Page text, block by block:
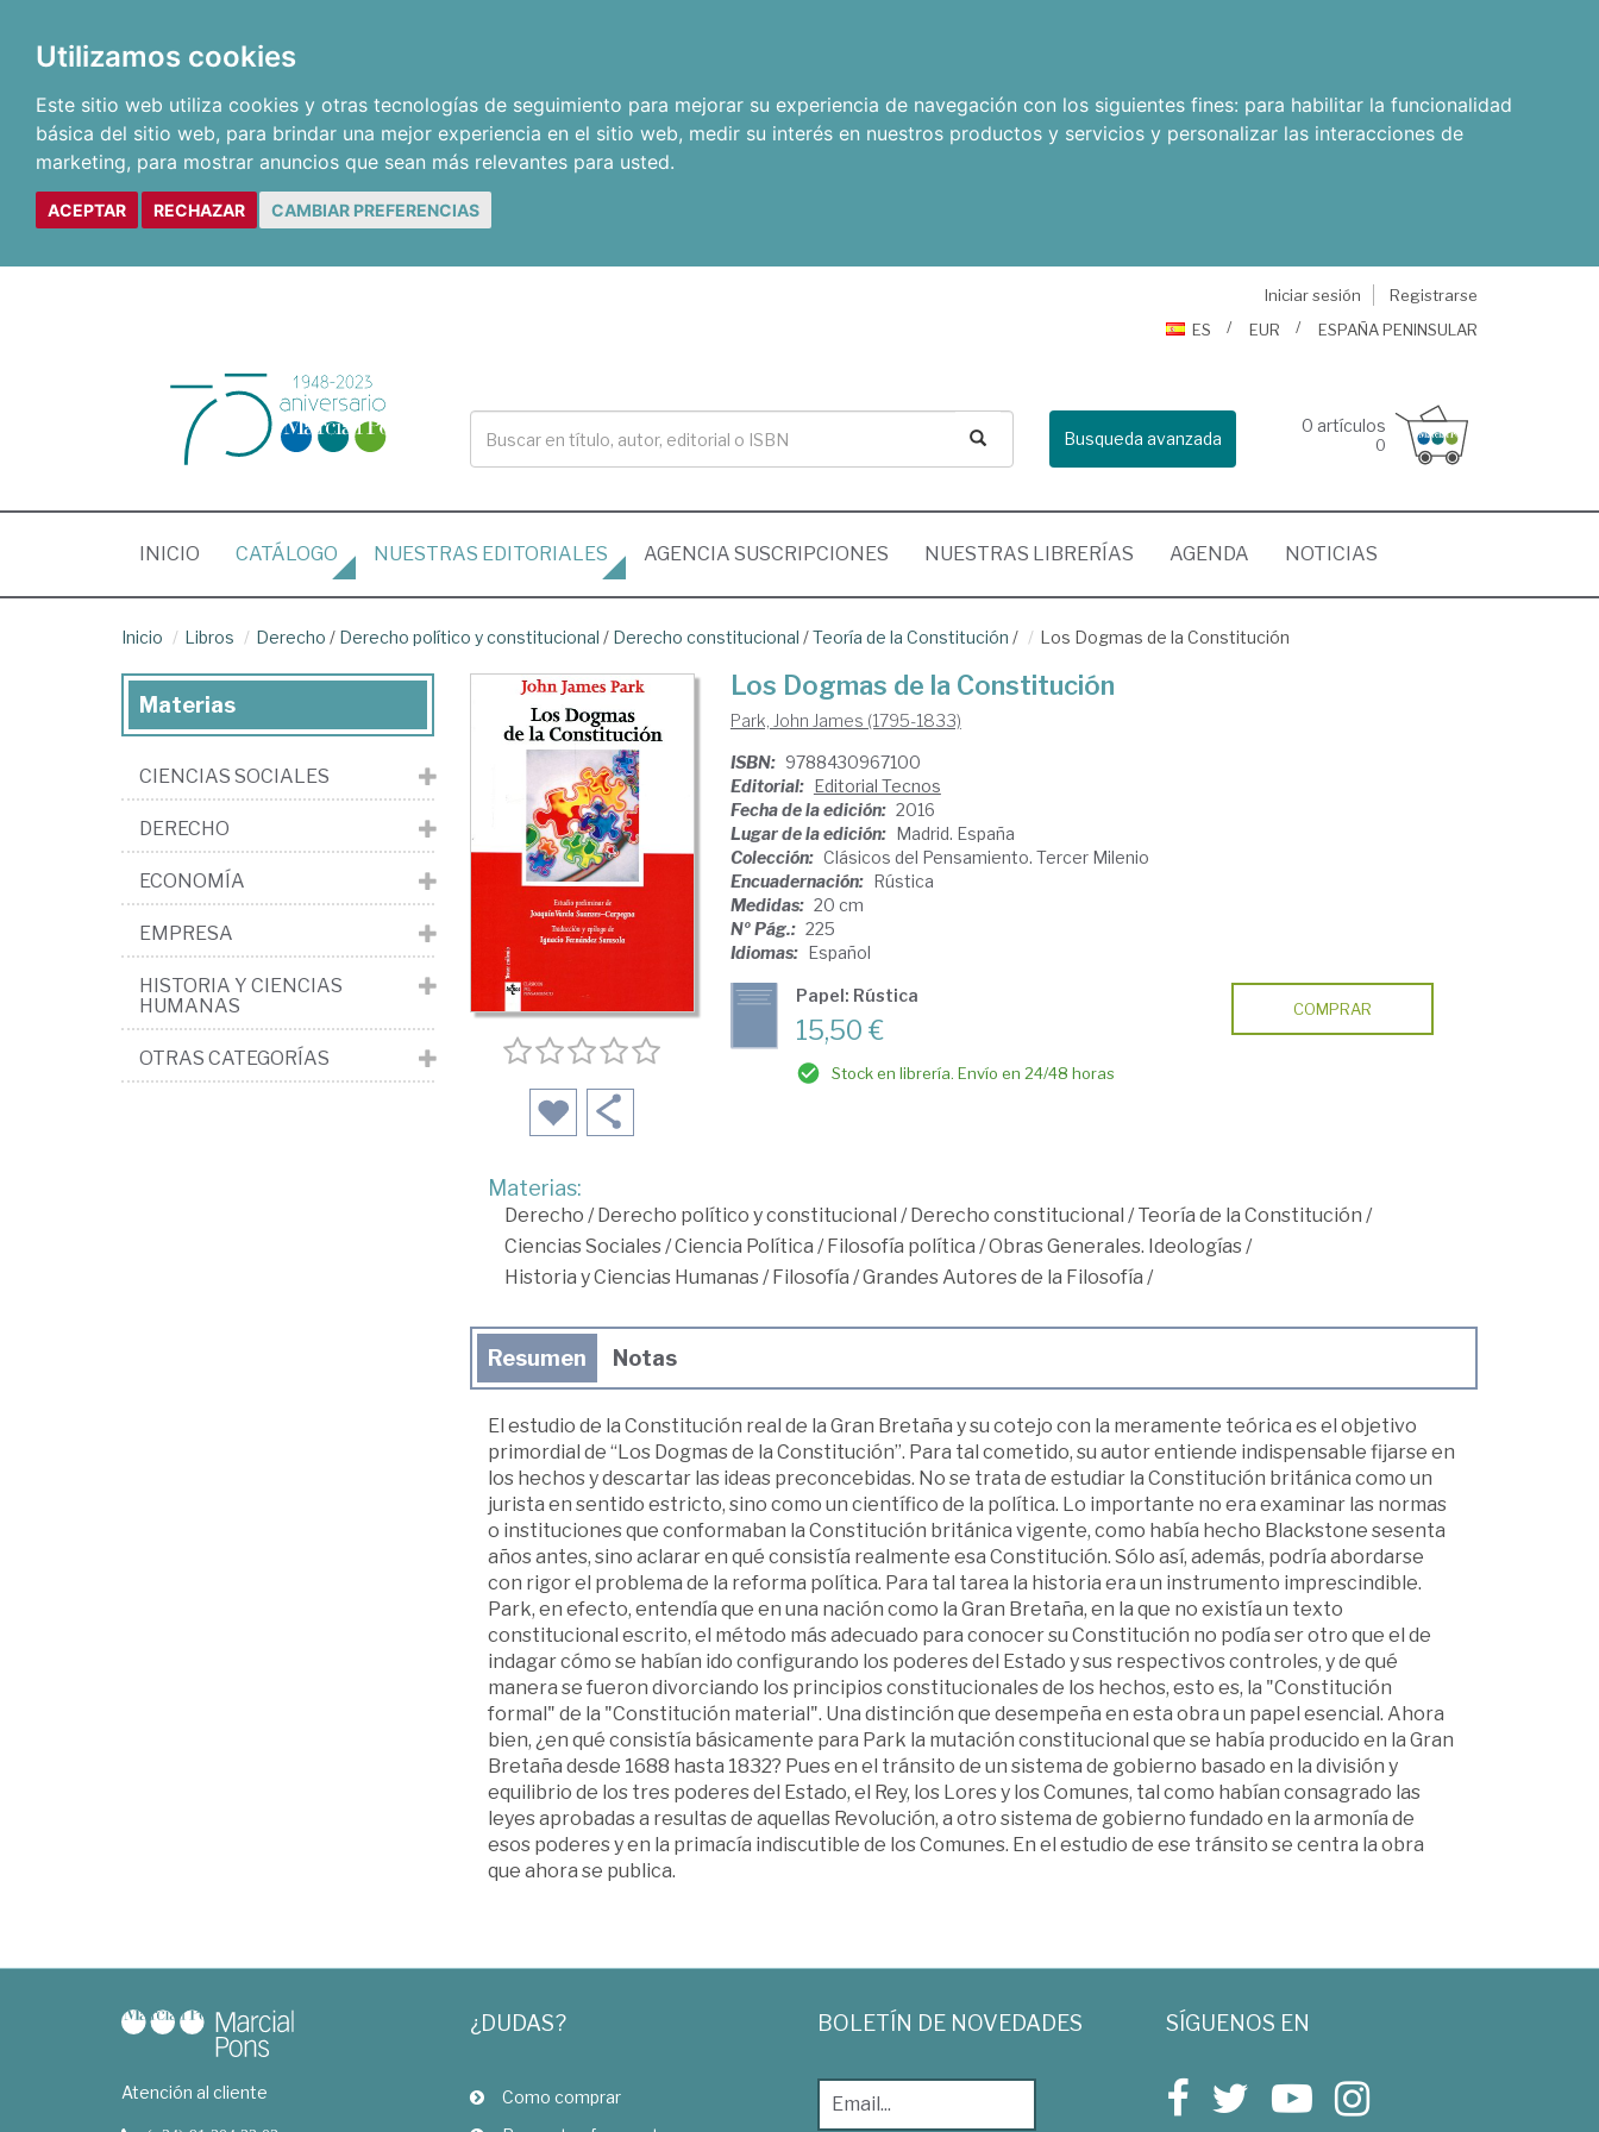
Utilizamos cookies
Este sitio web utiliza cookies y otras tecnologías de seguimiento para mejorar su experiencia de navegación con los siguientes fines: para habilitar la funcionalidad
básica del sitio web, para brindar una mejor experiencia en el sitio web, medir su interés en nuestros productos y servicios y personalizar las interacciones de
marketing, para mostrar anuncios que sean más relevantes para usted.
ACEPTAR RECHAZAR CAMBIAR PREFERENCIAS
Iniciar sesión
Registrarse
ES
EUR ESPAÑA PENINSULAR
Busqueda avanzada
0 artículos
0
INICIO (CURRENT)
CATÁLOGO NUESTRAS EDITORIALES AGENCIA SUSCRIPCIONES NUESTRAS LIBRERÍAS AGENDA NOTICIAS
Inicio Libros Derecho / Derecho político y constitucional / Derecho constitucional /Teoría de la Constitución / Los Dogmas de la Constitución
Los Dogmas de la Constitución
Park, John James (1795-1833)
ISBN: 9788430967100
Editorial: Editorial Tecnos
Fecha de la edición: 2016
Lugar de la edición: Madrid. España
Colección: Clásicos del Pensamiento. Tercer Milenio
Encuadernación: Rústica
Medidas: 20 cm
Nº Pág.: 225
Idiomas: Español
Papel: Rústica
15,50 €
Stock en librería. Envío en 24/48 horas
COMPRAR
Materias:
Derecho /Derecho político y constitucional /Derecho constitucional /Teoría de la Constitución /
Ciencias Sociales/Ciencia Política /Filosofía política /Obras Generales. Ideologías/
Historia y Ciencias Humanas/Filosofía /Grandes Autores de la Filosofía /
Resumen Notas
El estudio de la Constitución real de la Gran Bretaña y su cotejo con la meramente teórica es el objetivo
primordial de “Los Dogmas de la Constitución”. Para tal cometido, su autor entiende indispensable fijarse en
los hechos y descartar las ideas preconcebidas. No se trata de estudiar la Constitución británica como un
jurista en sentido estricto, sino como un científico de la política. Lo importante no era examinar las normas
o instituciones que conformaban la Constitución británica vigente, como había hecho Blackstone sesenta
años antes, sino aclarar en qué consistía realmente esa Constitución. Sólo así, además, podría abordarse
con rigor el problema de la reforma política. Para tal tarea la historia era un instrumento imprescindible.
Park, en efecto, entendía que en una nación como la Gran Bretaña, en la que no existía un texto
constitucional escrito, el método más adecuado para conocer su Constitución no podía ser otro que el de
indagar cómo se habían ido configurando los poderes del Estado y sus respectivos controles, y de qué
manera se fueron divorciando los principios constitucionales de los hechos, esto es, la "Constitución
formal" de la "Constitución material". Una distinción que desempeña en esta obra un papel esencial. Ahora
bien, ¿en qué consistía básicamente para Park la mutación constitucional que se había producido en la Gran
Bretaña desde 1688 hasta 1832? Pues en el tránsito de un sistema de gobierno basado en la división y
equilibrio de los tres poderes del Estado, el Rey, los Lores y los Comunes, tal como habían consagrado las
leyes aprobadas a resultas de aquellas Revolución, a otro sistema de gobierno fundado en la armonía de
esos poderes y en la primacía indiscutible de los Comunes. En el estudio de ese tránsito se centra la obra
que ahora se publica.
Materias
CIENCIAS SOCIALES
DERECHO
ECONOMÍA
EMPRESA
HISTORIA Y CIENCIAS
HUMANAS
OTRAS CATEGORÍAS
Atención al cliente
¿DUDAS?
Como comprar
BOLETÍN DE NOVEDADES SÍGUENOS EN